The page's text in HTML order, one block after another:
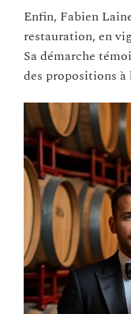
Enfin, Fabien
restauration, en
Sa démarche
des propositions